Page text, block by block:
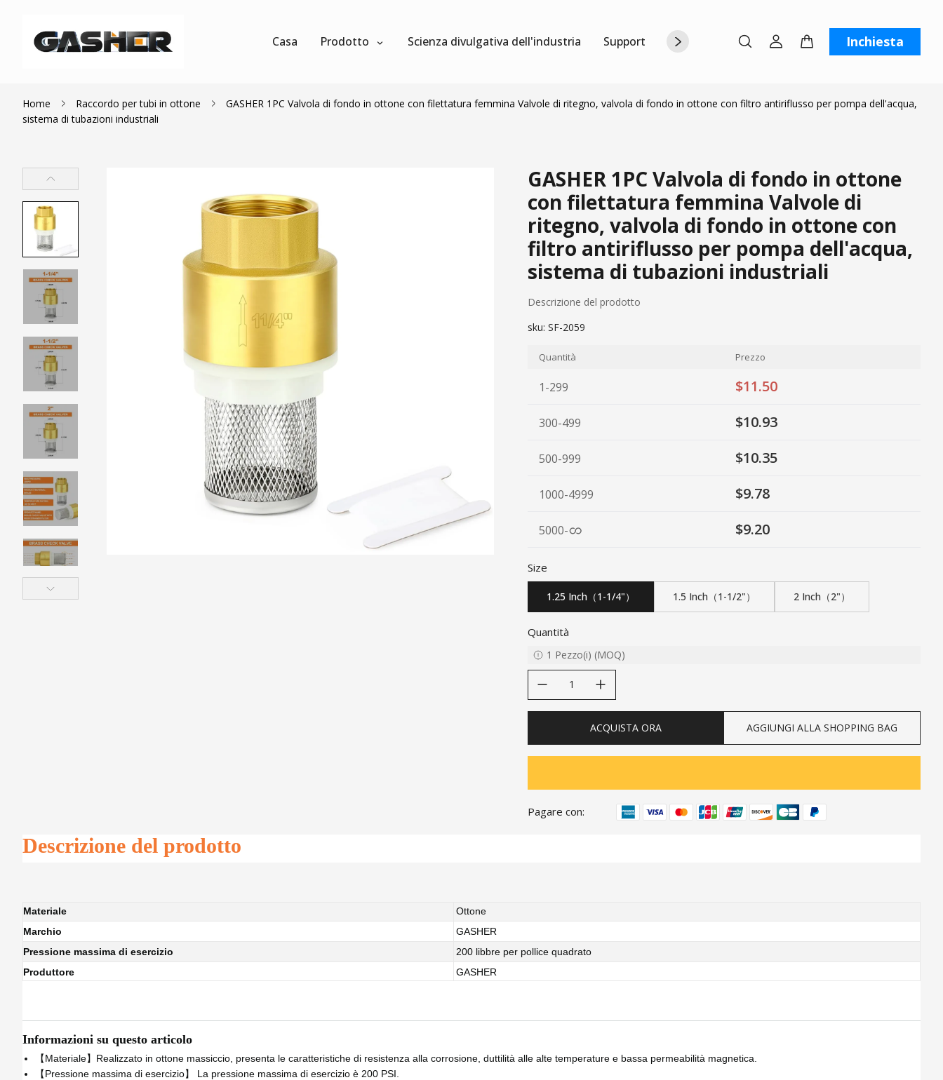
Casa Prodotto Scienza divulgativa dell'industria Supporto Chi siamo Contattaci Inchiesta
Home Raccordo per tubi in ottone
GASHER 1PC Valvola di fondo in ottone con filettatura femmina Valvole di ritegno, valvola di fondo in ottone con filtro antiriflusso per pompa dell'acqua,
sistema di tubazioni industriali
GASHER 1PC Valvola di fondo in ottone
con filettatura femmina Valvole di
ritegno, valvola di fondo in ottone con
filtro antiriflusso per pompa dell'acqua,
sistema di tubazioni industriali
Descrizione del prodotto
sku: SF-2059
Quantità Prezzo
1-299 $11.50
300-499 $10.93
500-999 $10.35
1000-4999 $9.78
5000- $9.20
Size
1.25 Inch（1-1/4"） 1.5 Inch（1-1/2"） 2 Inch（2"）
Quantità
1 Pezzo(i) (MOQ)
ACQUISTA ORA AGGIUNGI ALLA SHOPPING BAG
Pagare con:
Descrizione del prodotto
Materiale
Ottone
Marchio
GASHER
Pressione massima di esercizio
200 libbre per pollice quadrato
Produttore
GASHER
Informazioni su questo articolo
【Materiale】Realizzato in ottone massiccio, presenta le caratteristiche di resistenza alla corrosione, duttilità alle alte temperature e bassa permeabilità magnetica.
【Pressione massima di esercizio】 La pressione massima di esercizio è 200 PSI.